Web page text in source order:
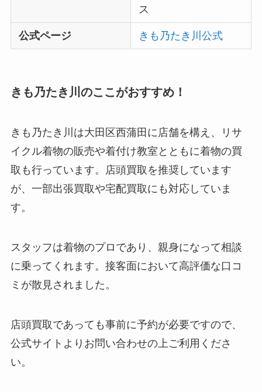
ス
公式ページ きも乃たき川公式
きも乃たき川のここがおすすめ！
きも乃たき川は大田区西蒲田に店舗を構え、リサ
イクル着物の販売や着付け教室とともに着物の買
取も行っています。店頭買取を推奨しています
が、一部出張買取や宅配買取にも対応していま
す。
スタッフは着物のプロであり、親身になって相談
に乗ってくれます。接客面において高評価な口コ
ミが散見されました。
店頭買取であっても事前に予約が必要ですので、
公式サイトよりお問い合わせの上ご利用くださ
い。